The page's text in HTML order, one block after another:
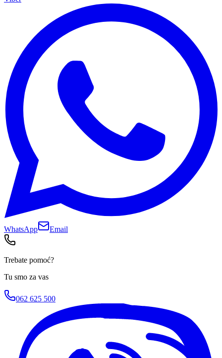
WhatsApp Email
Trebate pomoć?
Tu smo za vas
062 625 500